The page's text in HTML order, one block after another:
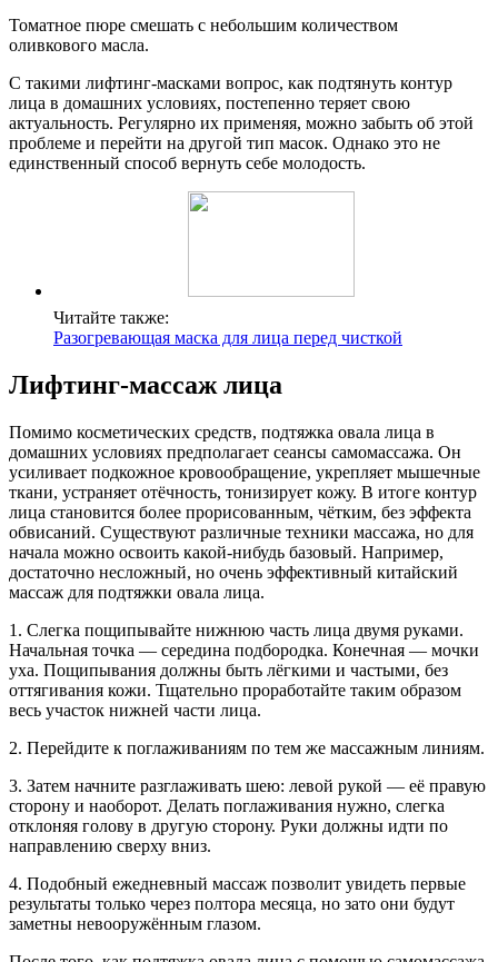
Томатное пюре смешать с небольшим количеством
оливкового масла.
С такими лифтинг-масками вопрос, как подтянуть контур
лица в домашних условиях, постепенно теряет свою
актуальность. Регулярно их применяя, можно забыть об этой
проблеме и перейти на другой тип масок. Однако это не
единственный способ вернуть себе молодость.
Читайте также:
Разогревающая маска для лица перед чисткой
Лифтинг-массаж лица
Помимо косметических средств, подтяжка овала лица в
домашних условиях предполагает сеансы самомассажа. Он
усиливает подкожное кровообращение, укрепляет мышечные
ткани, устраняет отёчность, тонизирует кожу. В итоге контур
лица становится более прорисованным, чётким, без эффекта
обвисаний. Существуют различные техники массажа, но для
начала можно освоить какой-нибудь базовый. Например,
достаточно несложный, но очень эффективный китайский
массаж для подтяжки овала лица.
1. Слегка пощипывайте нижнюю часть лица двумя руками.
Начальная точка — середина подбородка. Конечная — мочки
уха. Пощипывания должны быть лёгкими и частыми, без
оттягивания кожи. Тщательно проработайте таким образом
весь участок нижней части лица.
2. Перейдите к поглаживаниям по тем же массажным линиям.
3. Затем начните разглаживать шею: левой рукой — её правую
сторону и наоборот. Делать поглаживания нужно, слегка
отклоняя голову в другую сторону. Руки должны идти по
направлению сверху вниз.
4. Подобный ежедневный массаж позволит увидеть первые
результаты только через полтора месяца, но зато они будут
заметны невооружённым глазом.